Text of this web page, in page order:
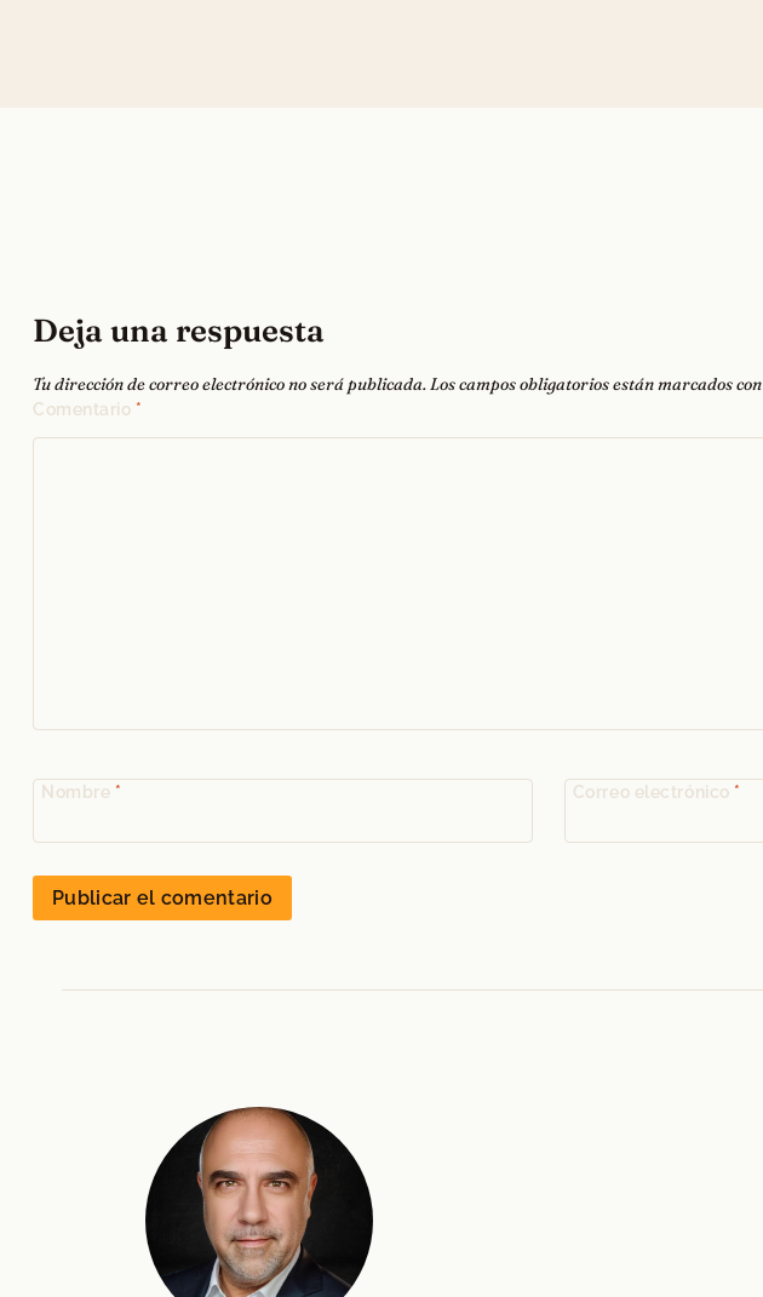
Deja una respuesta
Tu dirección de correo electrónico no será publicada.Los campos obligatorios están marcados con
Comentario *
Nombre * Correo electrónico *